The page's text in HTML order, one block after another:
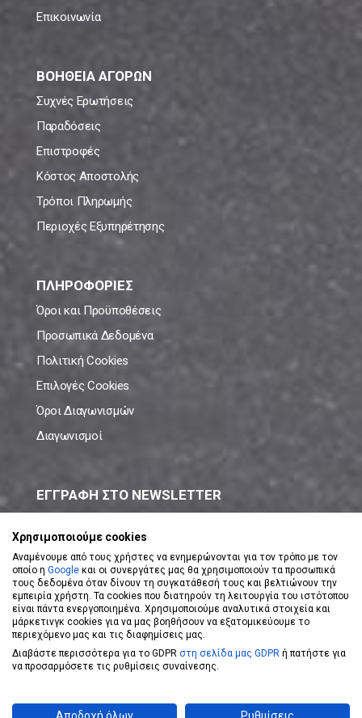
Επικοινωνία
ΒΟΗΘΕΙΑ ΑΓΟΡΩΝ
Συχνές Ερωτήσεις
Παραδόσεις
Επιστροφές
Κόστος Αποστολής
Τρόποι Πληρωμής
Περιοχές Εξυπηρέτησης
ΠΛΗΡΟΦΟΡΙΕΣ
Όροι και Προϋποθέσεις
Προσωπικά Δεδομένα
Πολιτική Cookies
Επιλογές Cookies
Όροι Διαγωνισμών
Διαγωνισμοί
ΕΓΓΡΑΦΗ ΣΤΟ NEWSLETTER
ΕΓΓΡΑΦΗ ΣΤΟ NEWSLETTER
Αποδέχομαι τουςΌρους Χρήσης
Powered byeShopKeyDesigned byKoolmetrix
Χρησιμοποιούμε cookies
Αναμένουμε από τους χρήστες να ενημερώνονται για τον τρόπο με τον
οποίο η Google και οι συνεργάτες μας θα χρησιμοποιούν τα προσωπικά
τους δεδομένα όταν δίνουν τη συγκατάθεσή τους και βελτιώνουν την
εμπειρία χρήστη. Τα cookies που διατηρούν τη λειτουργία του ιστότοπου
είναι πάντα ενεργοποιημένα. Χρησιμοποιούμε αναλυτικά στοιχεία και
μάρκετινγκ cookies για να μας βοηθήσουν να εξατομικεύουμε το
περιεχόμενο μας και τις διαφημίσεις μας.
Διαβάστε περισσότερα για το GDPR στη σελίδα μας GDPR ή πατήστε για
να προσαρμόσετε τις ρυθμίσεις συναίνεσης.